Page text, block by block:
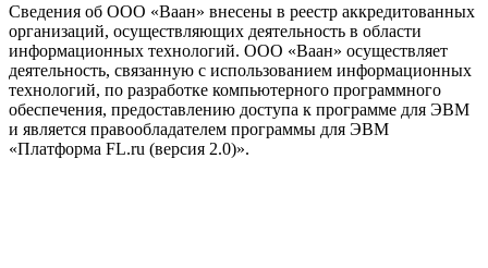
Сведения об ООО «Ваан» внесены в реестр аккредитованных
организаций, осуществляющих деятельность в области
информационных технологий. ООО «Ваан» осуществляет
деятельность, связанную с использованием информационных
технологий, по разработке компьютерного программного
обеспечения, предоставлению доступа к программе для ЭВМ
и является правообладателем программы для ЭВМ
«Платформа FL.ru (версия 2.0)».